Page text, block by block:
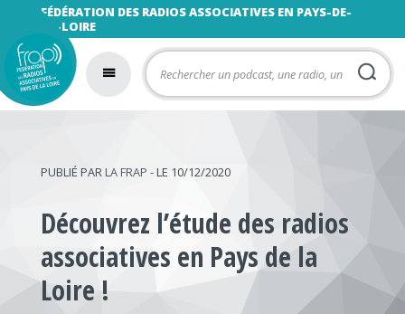
FÉDÉRATION DES RADIOS ASSOCIATIVES EN PAYS-DE-
LA-LOIRE
PUBLIÉ PAR LA FRAP - LE 10/12/2020
Découvrez l’étude des radios
associatives en Pays de la
Loire !